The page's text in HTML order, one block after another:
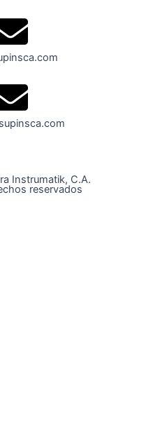
Instrumatik, C.A.
reservados